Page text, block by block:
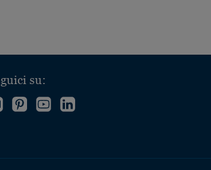
su:
SeguiciFollowFollowFollow